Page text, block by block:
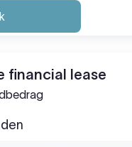
financial lease